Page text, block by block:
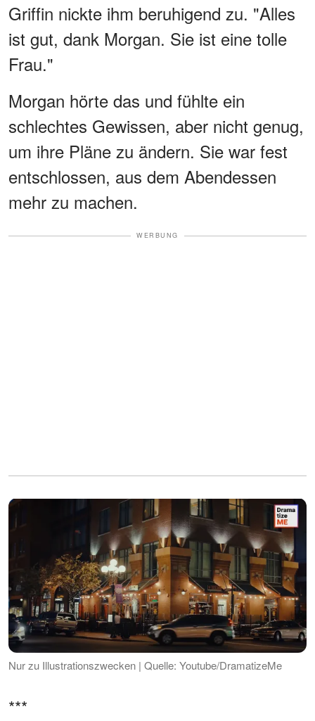
Griffin nickte ihm beruhigend zu. "Alles
ist gut, dank Morgan. Sie ist eine tolle
Frau."
Morgan hörte das und fühlte ein
schlechtes Gewissen, aber nicht genug,
um ihre Pläne zu ändern. Sie war fest
entschlossen, aus dem Abendessen
mehr zu machen.
WERBUNG
Nur zu Illustrationszwecken | Quelle: Youtube/DramatizeMe
***